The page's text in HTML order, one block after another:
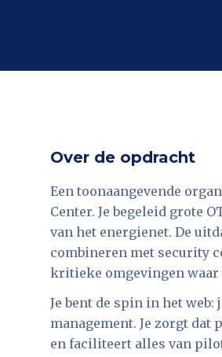
Over de opdracht
Een toonaangevende
Center. Je begeleid grote
van het energienet. De
combineren met security
kritieke omgevingen waar
Je bent de spin in het
management. Je zorgt
en faciliteert alles van